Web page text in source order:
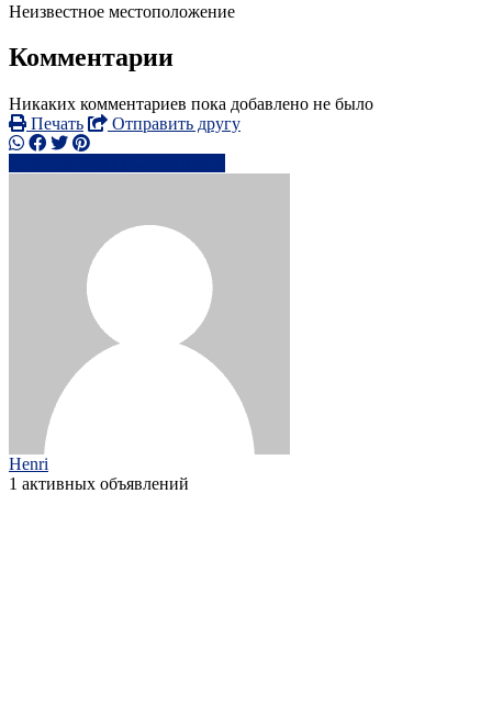
Неизвестное местоположение
Комментарии
Никаких комментариев пока добавлено не было
Печать
Отправить другу
Henri
1 активных объявлений